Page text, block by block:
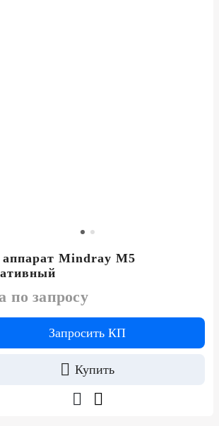
Mindray M5
по запросу
Запросить КП
Купить